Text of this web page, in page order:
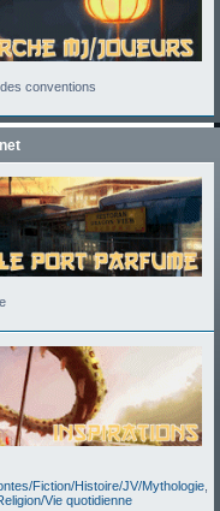
conventions
Fiction/Histoire/JV/Mythologie,
Vie quotidienne